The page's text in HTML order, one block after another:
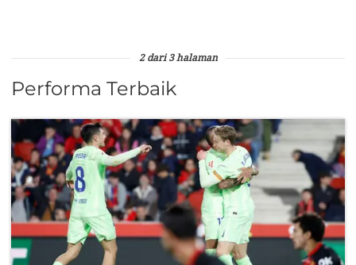
2 dari 3 halaman
Performa Terbaik